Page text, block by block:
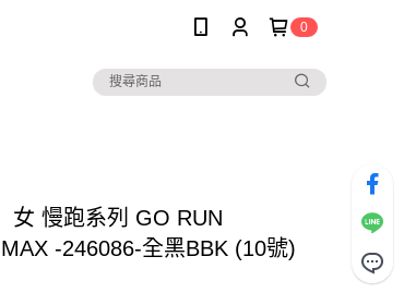
0
女 慢跑系列 GO RUN
-246086-全黑BBK (10號)